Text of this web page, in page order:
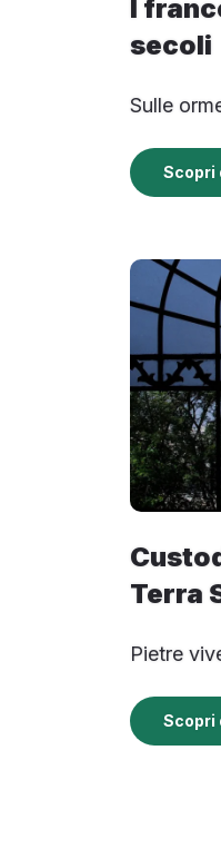
I
secoli
Sulle
Scopri
Terra
Pietre
Scopri